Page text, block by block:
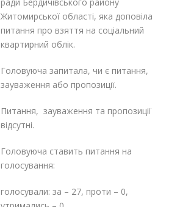
Житомирської області, яка доповіла
питання про взяття на соціальний
квартирний облік.
Головуюча запитала, чи є питання,
зауваження або пропозиції.
Питання, зауваження та пропозиції
відсутні.
Головуюча ставить питання на
голосування:
голосували: за – 27, проти – 0,